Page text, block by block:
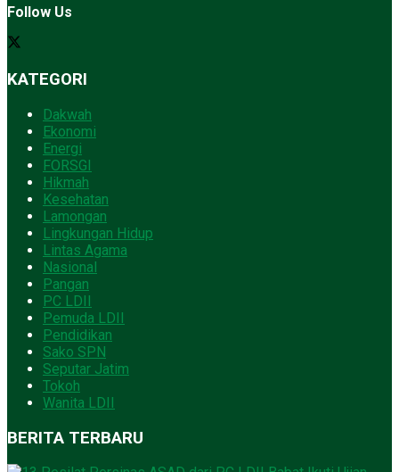
Follow Us
KATEGORI
Dakwah
Ekonomi
Energi
FORSGI
Hikmah
Kesehatan
Lamongan
Lingkungan Hidup
Lintas Agama
Nasional
Pangan
PC LDII
Pemuda LDII
Pendidikan
Sako SPN
Seputar Jatim
Tokoh
Wanita LDII
BERITA TERBARU